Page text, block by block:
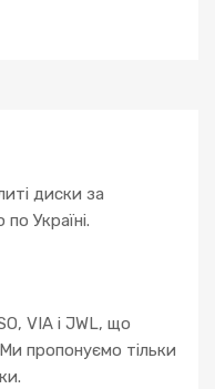
диски за
Україні.
VIA і JWL, що
пропонуємо тільки